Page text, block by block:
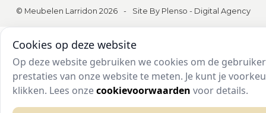
© Meubelen Larridon 2026 - Site By Plenso - Digital Agency
Cookies op deze website
Op deze website gebruiken we cookies om de
prestaties van onze website te meten. Je kunt je
klikken. Lees onzecookievoorwaarden voor details.